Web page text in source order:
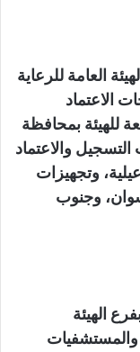
العامة للرعاية
الاعتماد
للهيئة بمحافظة
التسجيل والاعتماد
وتجهيزات
وجنوب
الهيئة